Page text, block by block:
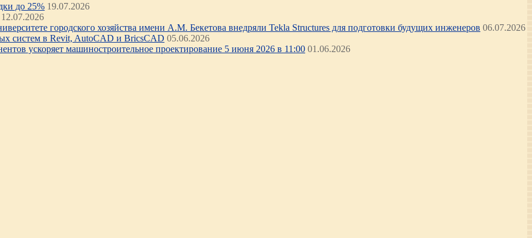
до 25% 19.07.2026
12.07.2026
городского хозяйства имени А.М. Бекетова внедряли Tekla Structures для подготовки будущих инженеров 06.07.2026
систем в Revit, AutoCAD и BricsCAD 05.06.2026
ускоряет машиностроительное проектирование 5 июня 2026 в 11:00 01.06.2026